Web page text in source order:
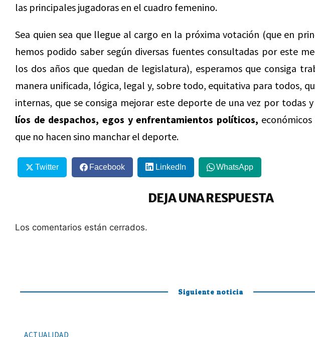
las principales jugadoras en el cuadro femenino.
Sea quien sea que llegue al cargo en la próxima votación (que en
hemos podido saber según diversas fuentes consultadas por este
los dos años que quedan de legislatura), esperamos que consiga
manera unificada, lógica, legal y, sobre todo, equitativa para todos,
internas, que se consiga mejorar este deporte de una vez por todas y
líos de despachos, egos y enfrentamientos políticos,
que no hacen sino manchar el deporte.
Twitter Facebook LinkedIn WhatsApp
DEJA UNA RESPUESTA
Los comentarios están cerrados.
Siguiente noticia
ACTUALIDAD